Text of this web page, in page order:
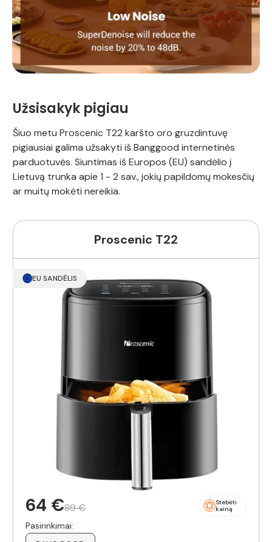
Užsisakyk pigiau
Šiuo metu Proscenic T22 karšto oro gruzdintuvę
pigiausiai galima užsakyti iš Banggood internetinės
parduotuvės. Siuntimas iš Europos (EU) sandėlio į
Lietuvą trunka apie 1 - 2 sav., jokių papildomų mokesčių
ar muitų mokėti nereikia.
Proscenic T22
EU SANDĖLIS
64 €89 €
Stebėti
kainą
Pasirinkimai: